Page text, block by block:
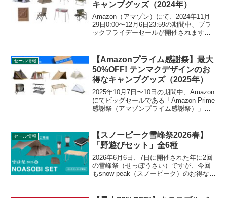
キャンプグッズ（2024年）
Amazon（アマゾン）にて、2024年11月
29日0:00〜12月6日23:59の期間中、ブラ
ックフライデーセールが開催されます。
の対象となっており、Colem...
セール情報
【Amazonプライム感謝祭】最大
50%OFF! テンマクデザインのお
得なキャンプグッズ（2025年）
2025年10月7日〜10日の期間中、Amazon
にてビッグセールである「Amazon Prime
感謝祭（アマゾンプライム感謝祭）」が
も、tent-Mark DESIGNS（テンマクデザ
イン）のキャンプグッズをお得に購入で
きます。詳細をレビューします。
セール情報
【スノーピーク雪峰祭2026春】
「野遊びセット」全6種
2026年6月6日、7日に開催された年に2回
の雪峰祭（せっぽうさい）ですが、今回
もsnow peak（スノーピーク）のお得なセ